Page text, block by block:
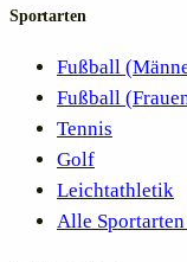
Sportarten
Fußball
Fußball
Tennis
Golf
Leichtathletik
Alle